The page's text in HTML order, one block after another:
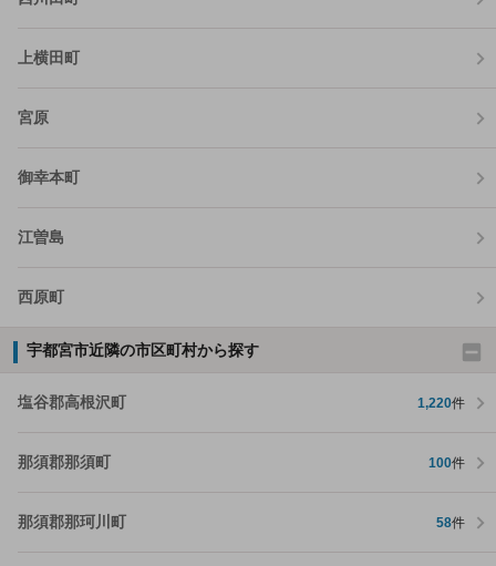
上横田町
宮原
御幸本町
江曽島
西原町
宇都宮市近隣の市区町村から探す
塩谷郡高根沢町 1,220件
那須郡那須町 100件
那須郡那珂川町 58件